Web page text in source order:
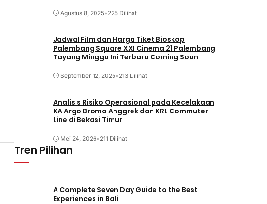
Agustus 8, 2025• 225 Dilihat
Jadwal Film dan Harga Tiket Bioskop
Palembang Square XXI Cinema 21 Palembang
Tayang Minggu Ini Terbaru Coming Soon
September 12, 2025• 213 Dilihat
Analisis Risiko Operasional pada Kecelakaan
KA Argo Bromo Anggrek dan KRL Commuter
Line di Bekasi Timur
Mei 24, 2026• 211 Dilihat
Tren Pilihan
A Complete Seven Day Guide to the Best
Experiences in Bali